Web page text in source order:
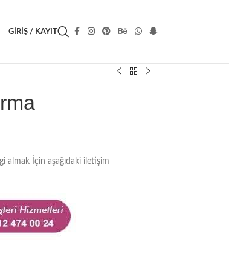
GIRIŞ / KAYIT
almak İçin aşağıdaki iletişim